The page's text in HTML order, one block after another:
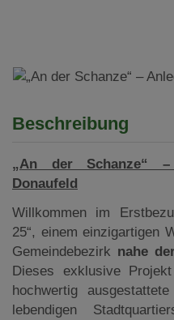
Beschreibung
„An der Schanze“
Donaufeld
Willkommen im
25“, einem einzigartigen
Gemeindebezirk nahe
Dieses exklusive
hochwertig
lebendigen